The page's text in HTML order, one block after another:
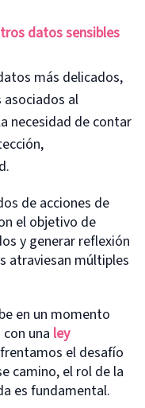
datos sensibles
más delicados,
al
necesidad de contar
de acciones de
el objetivo de
y generar reflexión
atraviesan múltiples
en un momento
una ley
el desafío
camino, el rol de la
es fundamental.